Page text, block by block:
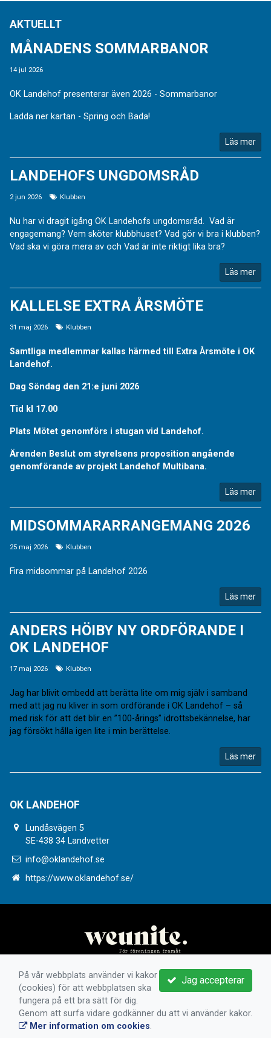
AKTUELLT
MÅNADENS SOMMARBANOR
14 jul 2026
OK Landehof presenterar även 2026 - Sommarbanor
Ladda ner kartan - Spring och Bada!
Läs mer
LANDEHOFS UNGDOMSRÅD
2 jun 2026 Klubben
Nu har vi dragit igång OK Landehofs ungdomsråd. Vad är
engagemang? Vem sköter klubbhuset? Vad gör vi bra i klubben?
Vad ska vi göra mera av och Vad är inte riktigt lika bra?
Läs mer
KALLELSE EXTRA ÅRSMÖTE
31 maj 2026 Klubben
Samtliga medlemmar kallas härmed till Extra Årsmöte i OK
Landehof.
Dag Söndag den 21:e juni 2026
Tid kl 17.00
Plats Mötet genomförs i stugan vid Landehof.
Ärenden Beslut om styrelsens proposition angående
genomförande av projekt Landehof Multibana.
Läs mer
MIDSOMMARARRANGEMANG 2026
25 maj 2026 Klubben
Fira midsommar på Landehof 2026
Läs mer
ANDERS HÖIBY NY ORDFÖRANDE I
OK LANDEHOF
17 maj 2026 Klubben
Jag har blivit ombedd att berätta lite om mig själv i samband
med att jag nu kliver in som ordförande i OK Landehof – så
med risk för att det blir en ”100-årings” idrottsbekännelse, har
jag försökt hålla igen lite i min berättelse.
Läs mer
OK LANDEHOF
Lundåsvägen 5
SE-438 34 Landvetter
info@oklandehof.se
https://www.oklandehof.se/
Jag accepterar
På vår webbplats använder vi kakor
(cookies) för att webbplatsen ska
fungera på ett bra sätt för dig.
Genom att surfa vidare godkänner du att vi använder kakor.
Mer information om cookies.